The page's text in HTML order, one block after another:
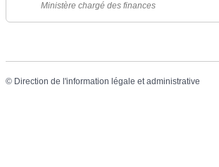
Ministère chargé des finances
© Direction de l'information légale et administrative